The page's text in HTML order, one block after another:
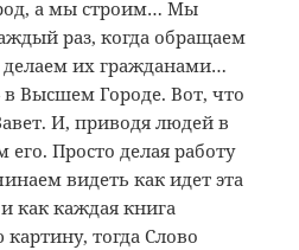
а мы строим… Мы
раз, когда обращаем
их гражданами…
Высшем Городе. Вот, что
И, приводя людей в
его. Просто делая работу
видеть как идет эта
как каждая книга
тогда Слово